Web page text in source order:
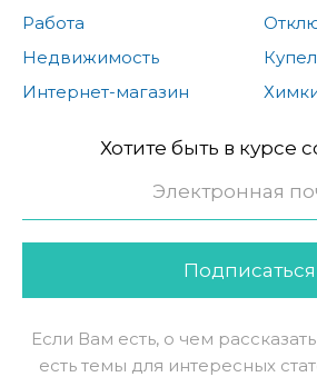
Работа
Недвижимость
Интернет-магазин
Хотите быть в курсе
Подписаться
Если Вам есть, о чем
есть темы для интересных